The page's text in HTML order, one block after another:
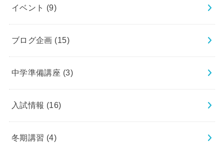
イベント (9)
ブログ企画 (15)
中学準備講座 (3)
入試情報 (16)
冬期講習 (4)